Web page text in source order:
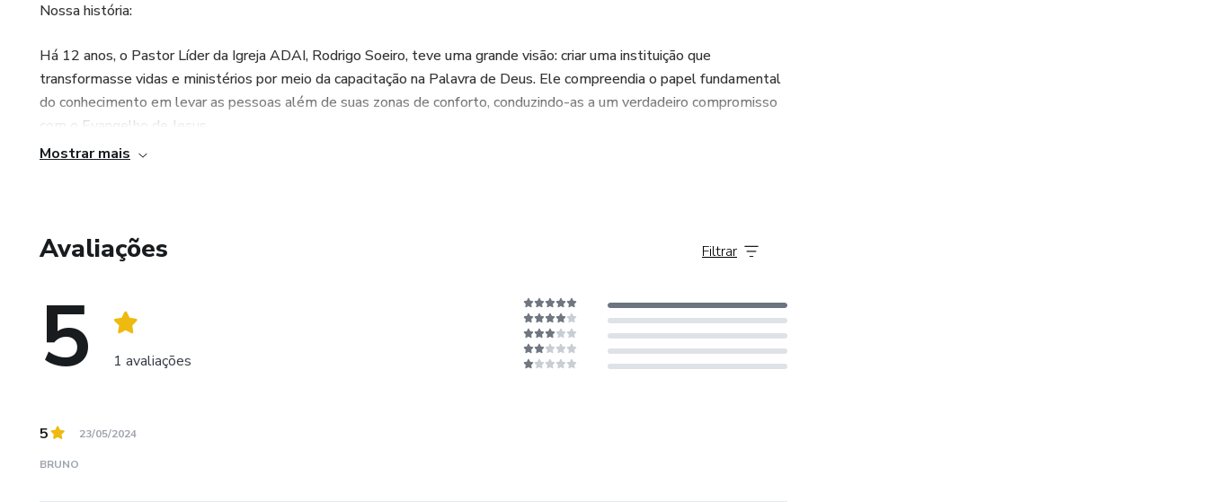
Nossa história:
Há 12 anos, o Pastor Líder da Igreja ADAI, Rodrigo Soeiro, teve uma grande visão: criar uma instituição que
transformasse vidas e ministérios por meio da capacitação na Palavra de Deus. Ele compreendia o papel fundamental
do conhecimento em levar as pessoas além de suas zonas de conforto, conduzindo-as a um verdadeiro compromisso
com o Evangelho de Jesus.
Desde então, a instituição passa por constantes atualizações em seu formato, sem jamais comprometer sua essência.
que seu compromisso com a Palavra de Deus permanece inabalável, impactando gerações.
Mostrar mais
Avaliações
5 1 avaliações
Filtrar
5 23/05/2024
BRUNO